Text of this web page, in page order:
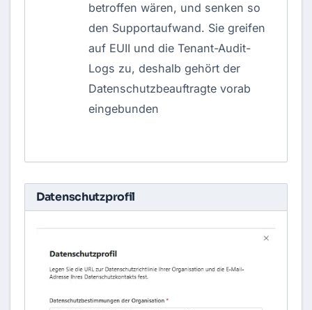
betroffen wären, und senken so
den Supportaufwand. Sie greifen
auf EUII und die Tenant-Audit-
Logs zu, deshalb gehört der
Datenschutzbeauftragte vorab
eingebunden
Datenschutzprofil